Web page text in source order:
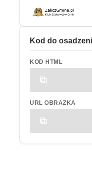
Kod do
KOD HTML
URL OBRAZKA